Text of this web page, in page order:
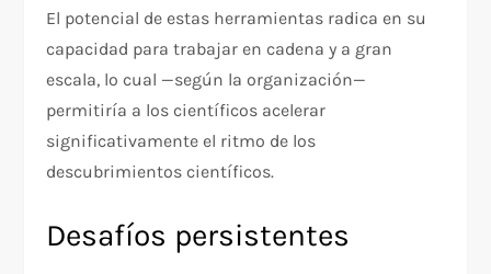
El potencial de estas herramientas radica en su
capacidad para trabajar en cadena y a gran
escala, lo cual —según la organización—
permitiría a los científicos acelerar
significativamente el ritmo de los
descubrimientos científicos.
Desafíos persistentes